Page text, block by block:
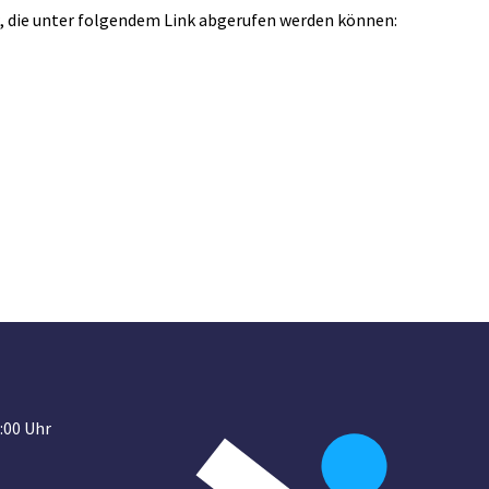
unter folgendem Link abgerufen werden können:
Uhr